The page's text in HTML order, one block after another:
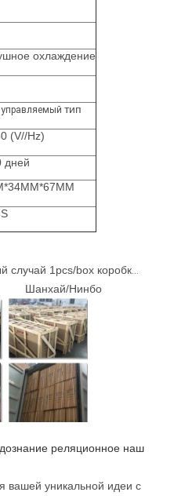
охлаждение
управляемый тип
(V//Hz)
дней
Стандартный случай 1pcs/box коробки или переклейки экспорта
Шанхай/Нинбо
реляционное наш
вашей уникальной идеи с